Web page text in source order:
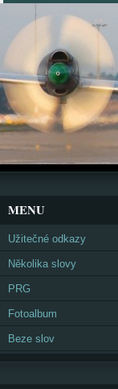
MENU
Užitečné odkazy
Několika slovy
PRG
Fotoalbum
Beze slov